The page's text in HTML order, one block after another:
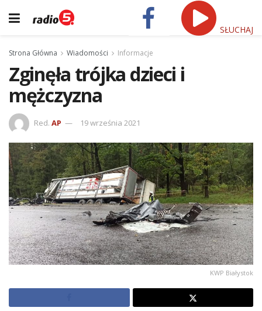
SŁUCHAJ
Strona Główna Wiadomości Informacje
Zginęła trójka dzieci i
mężczyzna
Red. AP 19 września 2021
KWP Białystok